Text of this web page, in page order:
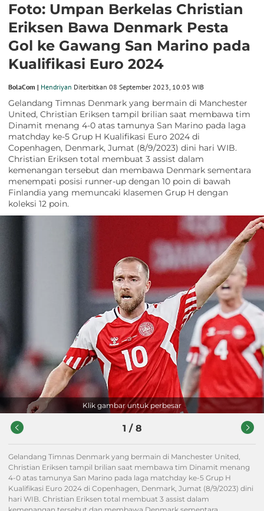
Foto: Umpan Berkelas Christian
Eriksen Bawa Denmark Pesta
Gol ke Gawang San Marino pada
Kualifikasi Euro 2024
BolaCom | Hendriyan Diterbitkan 08 September 2023, 10:03 WIB
Gelandang Timnas Denmark yang bermain di Manchester
United, Christian Eriksen tampil brilian saat membawa tim
Dinamit menang 4-0 atas tamunya San Marino pada laga
matchday ke-5 Grup H Kualifikasi Euro 2024 di
Copenhagen, Denmark, Jumat (8/9/2023) dini hari WIB.
Christian Eriksen total membuat 3 assist dalam
kemenangan tersebut dan membawa Denmark sementara
menempati posisi runner-up dengan 10 poin di bawah
Finlandia yang memuncaki klasemen Grup H dengan
koleksi 12 poin.
Klik gambar untuk perbesar
1 / 8
Gelandang Timnas Denmark yang bermain di Manchester United,
Christian Eriksen tampil brilian saat membawa tim Dinamit menang
4-0 atas tamunya San Marino pada laga matchday ke-5 Grup H
Kualifikasi Euro 2024 di Copenhagen, Denmark, Jumat (8/9/2023) dini
hari WIB. Christian Eriksen total membuat 3 assist dalam